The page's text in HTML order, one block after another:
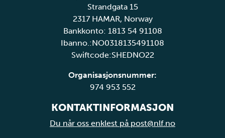
Strandgata 15
2317 HAMAR, Norway
Bankkonto: 1813 54 91108
Ibanno.:NO0318135491108
Swiftcode:SHEDNO22
Organisasjonsnummer:
974 953 552
KONTAKTINFORMASJON
Du når oss enklest på post@nlf.no